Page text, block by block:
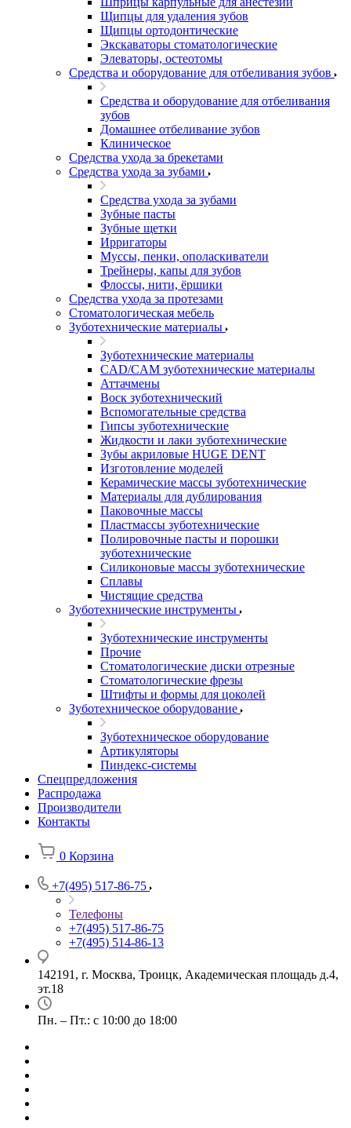
Щипцы для удаления зубов
Щипцы ортодонтические
Экскаваторы стоматологические
Элеваторы, остеотомы
Средства и оборудование для отбеливания зубов
Средства и оборудование для отбеливания
зубов
Домашнее отбеливание зубов
Клиническое
Средства ухода за брекетами
Средства ухода за зубами
Средства ухода за зубами
Зубные пасты
Зубные щетки
Ирригаторы
Муссы, пенки, ополаскиватели
Трейнеры, капы для зубов
Флоссы, нити, ёршики
Средства ухода за протезами
Стоматологическая мебель
Зуботехнические материалы
Зуботехнические материалы
CAD/CAM зуботехнические материалы
Аттачмены
Воск зуботехнический
Вспомогательные средства
Гипсы зуботехнические
Жидкости и лаки зуботехнические
Зубы акриловые HUGE DENT
Изготовление моделей
Керамические массы зуботехнические
Материалы для дублирования
Паковочные массы
Пластмассы зуботехнические
Полировочные пасты и порошки
зуботехнические
Силиконовые массы зуботехнические
Сплавы
Чистящие средства
Зуботехнические инструменты
Зуботехнические инструменты
Прочие
Стоматологические диски отрезные
Стоматологические фрезы
Штифты и формы для цоколей
Зуботехническое оборудование
Зуботехническое оборудование
Артикуляторы
Пиндекс-системы
Спецпредложения
Распродажа
Производители
Контакты
0 Корзина
+7(495) 517-86-75
Телефоны
+7(495) 517-86-75
+7(495) 514-86-13
142191, г. Москва, Троицк, Академическая площадь д.4,
эт.18
Пн. – Пт.: с 10:00 до 18:00